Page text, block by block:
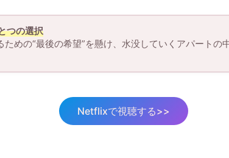
つの選択
めの“最後の希望”を懸け、水没していくアパートの
Netflixで視聴する>>